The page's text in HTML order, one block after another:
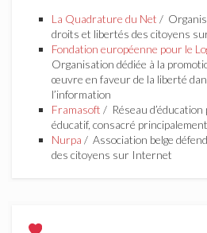
La Quadrature du Net /
droits et libertés des citoyens
Fondation européenne pour le
Organisation dédiée à la
œuvre en faveur de la liberté
l’information
Framasoft / Réseau
éducatif, consacré
Nurpa / Association belge
des citoyens sur Internet